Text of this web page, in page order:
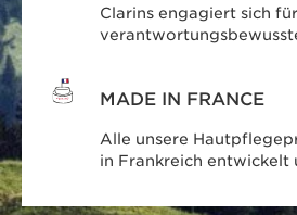
Clarins engagiert sich
MADE IN FRANCE
Alle unsere
in Frankreich entwickelt